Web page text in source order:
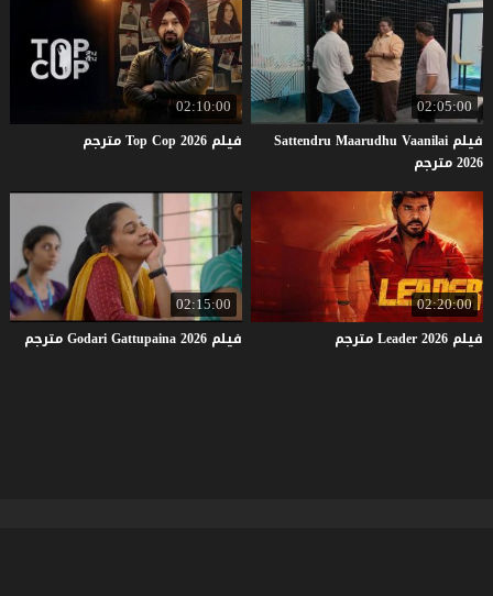
02:05:00
فيلم Sattendru Maarudhu Vaanilai
2026 مترجم
02:10:00
فيلم TopCop2026 مترجم
02:20:00
فيلم Leader2026 مترجم
02:15:00
فيلم GodariGattupaina2026 مترجم